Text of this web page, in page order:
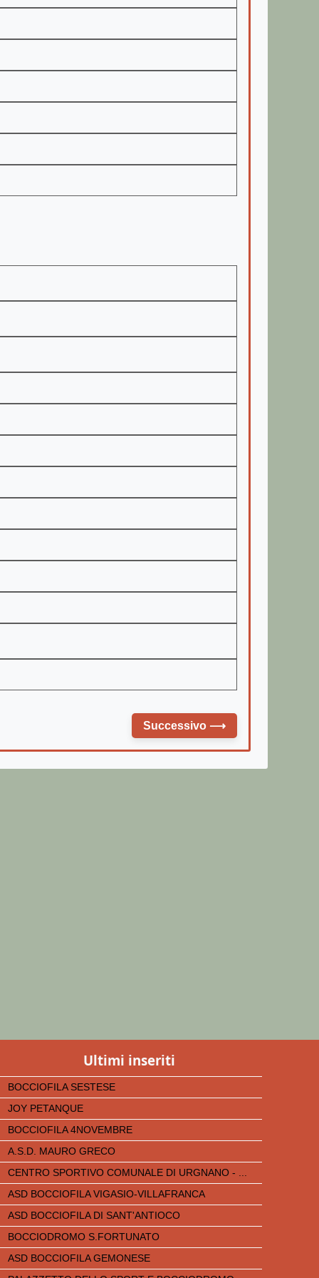
Successivo ⟶
Ultimi inseriti
BOCCIOFILA SESTESE
JOY PETANQUE
BOCCIOFILA 4NOVEMBRE
A.S.D. MAURO GRECO
CENTRO SPORTIVO COMUNALE DI URGNANO - ...
ASD BOCCIOFILA VIGASIO-VILLAFRANCA
ASD BOCCIOFILA DI SANT'ANTIOCO
BOCCIODROMO S.FORTUNATO
ASD BOCCIOFILA GEMONESE